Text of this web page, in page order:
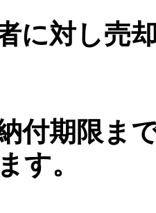
に対し売
付期限ま
す。